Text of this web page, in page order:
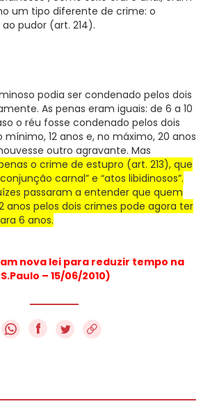
um tipo diferente de crime: o
pudor (art. 214).
podia ser condenado pelos dois
As penas eram iguais: de 6 a 10
o réu fosse condenado pelos dois
12 anos e, no máximo, 20 anos
outro agravante. Mas
o crime de estupro (art. 213), que
carnal” e “atos libidinosos”.
passaram a entender que quem
anos pelos dois crimes pode agora ter
6 anos.
nova lei para reduzir tempo na
– 15/06/2010)
f